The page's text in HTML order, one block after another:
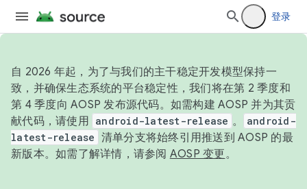
登录
自 2026 年起，为了与我们的主干稳定开发模型保持一
致，并确保生态系统的平台稳定性，我们将在第 2 季度和
第 4 季度向 AOSP 发布源代码。如需构建 AOSP 并为其贡
献代码，请使用 android-latest-release 。
android-
latest-release 清单分支将始终引用推送到 AOSP 的最
新版本。如需了解详情，请参阅 AOSP 变更。